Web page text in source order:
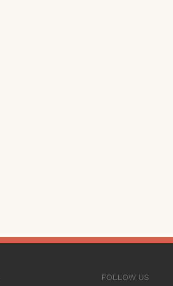
FOLLOW US